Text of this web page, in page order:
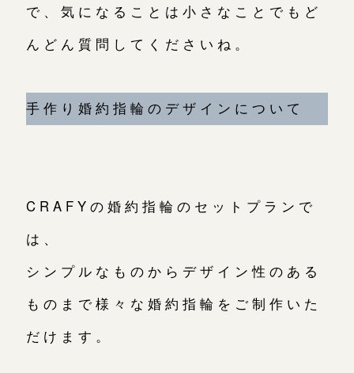
で、気になることは小さなことでもど
んどん質問してくださいね。
手作り婚約指輪のデザインについて
CRAFYの婚約指輪のセットプランで
は、
シンプルなものからデザイン性のある
ものまで様々な婚約指輪をご制作いた
だけます。